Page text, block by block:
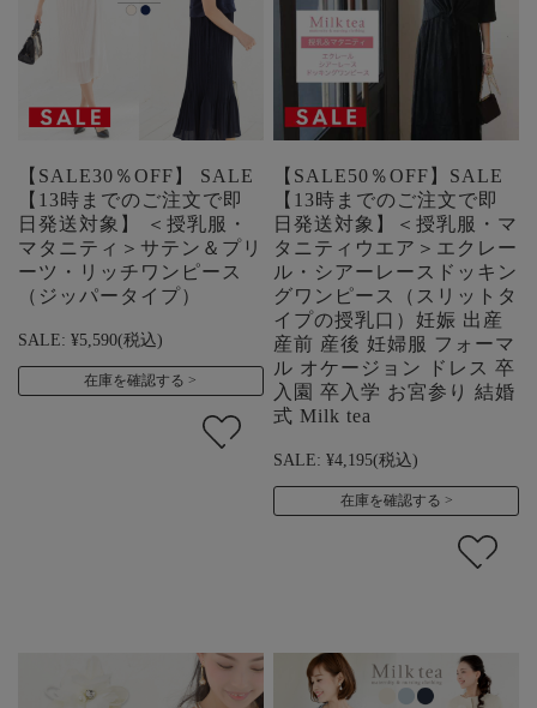
【SALE30％OFF】 SALE
【13時までのご注文で即
日発送対象】 ＜授乳服・
マタニティ＞サテン＆プリ
ーツ・リッチワンピース
（ジッパータイプ）
SALE: ¥5,590(税込)
在庫を確認する
【SALE50％OFF】SALE
【13時までのご注文で即
日発送対象】＜授乳服・マ
タニティウエア＞エクレー
ル・シアーレースドッキン
グワンピース（スリットタ
イプの授乳口）妊娠 出産
産前 産後 妊婦服 フォーマ
ル オケージョン ドレス 卒
入園 卒入学 お宮参り 結婚
式 Milk tea
SALE: ¥4,195(税込)
在庫を確認する